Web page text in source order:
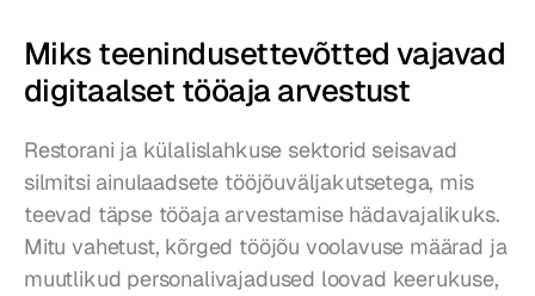
Miks teenindusettevõtted vajavad
digitaalset tööaja arvestust
Restorani ja külalislahkuse sektorid seisavad
silmitsi ainulaadsete tööjõuväljakutsetega, mis
teevad täpse tööaja arvestamise hädavajalikuks.
Mitu vahetust, kõrged tööjõu voolavuse määrad ja
muutlikud personalivajadused loovad keerukuse,